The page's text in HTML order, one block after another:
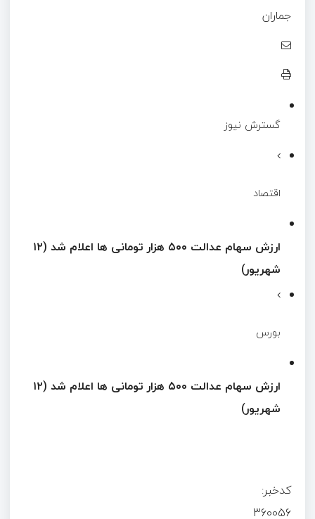
جماران
گسترش نیوز
اقتصاد
ارزش سهام عدالت ۵۰۰ هزار تومانی ها اعلام شد (۱۲
شهریور)
بورس
ارزش سهام عدالت ۵۰۰ هزار تومانی ها اعلام شد (۱۲
شهریور)
کدخبر:
360056